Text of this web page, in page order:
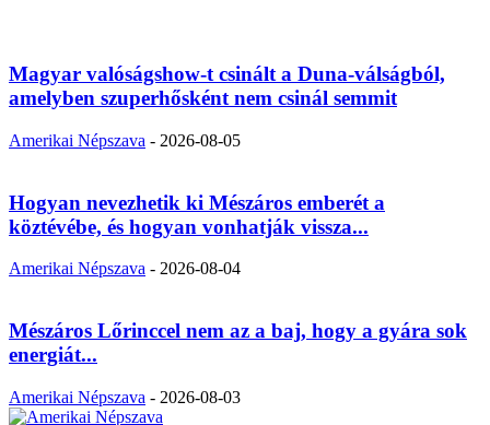
Magyar valóságshow-t csinált a Duna-válságból,
amelyben szuperhősként nem csinál semmit
Amerikai Népszava - 2026-08-05
Hogyan nevezhetik ki Mészáros emberét a
köztévébe, és hogyan vonhatják vissza...
Amerikai Népszava - 2026-08-04
Mészáros Lőrinccel nem az a baj, hogy a gyára sok
energiát...
Amerikai Népszava - 2026-08-03